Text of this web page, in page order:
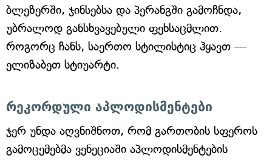
ბლეზერში, ჯინსებსა და პერანგში გამოჩნდა,
უბრალოდ განსხვავებული ფეხსაცმლით.
როგორც ჩანს, საერთო სტილისტიც ჰყავთ —
ელიზაბეთ სტიუარტი.
რეკორდული აპლოდისმენტები
ჯერ უნდა აღვნიშნოთ, რომ გართობის სფეროს
გამოცემებმა ვენეციაში აპლოდისმენტების